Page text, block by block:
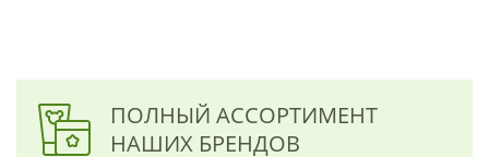
ПОЛНЫЙ АССОРТИМЕНТ
НАШИХ БРЕНДОВ